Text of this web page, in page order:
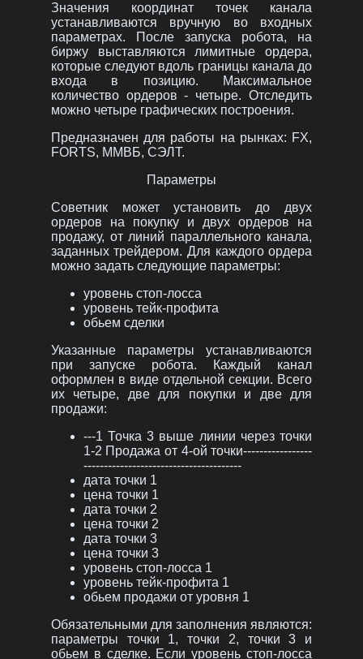
Значения координат точек канала
устанавливаются вручную во входных
параметрах. После запуска робота, на
биржу выставляются лимитные ордера,
которые следуют вдоль границы канала до
входа в позицию. Максимальное
количество ордеров - четыре. Отследить
можно четыре графических построения.
Предназначен для работы на рынках: FX,
FORTS, ММВБ, СЭЛТ.
Параметры
Советник может установить до двух
ордеров на покупку и двух ордеров на
продажу, от линий параллельного канала,
заданных трейдером. Для каждого ордера
можно задать следующие параметры:
уровень стоп-лосса
уровень тейк-профита
обьем сделки
Указанные параметры устанавливаются
при запуске робота. Каждый канал
оформлен в виде отдельной секции. Всего
их четыре, две для покупки и две для
продажи:
---1 Точка 3 выше линии через точки
1-2 Продажа от 4-ой точки-----------------
---------------------------------------
дата точки 1
цена точки 1
дата точки 2
цена точки 2
дата точки 3
цена точки 3
уровень стоп-лосса 1
уровень тейк-профита 1
обьем продажи от уровня 1
Обязательными для заполнения являются:
параметры точки 1, точки 2, точки 3 и
обьем в сделке. Если уровень стоп-лосса